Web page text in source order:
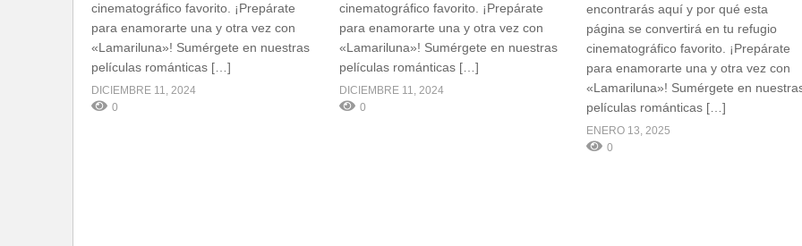
cinematográfico favorito. ¡Prepárate
para enamorarte una y otra vez con
«Lamariluna»! Sumérgete en nuestras
películas románticas […]
DICIEMBRE 11, 2024
0
cinematográfico favorito. ¡Prepárate
para enamorarte una y otra vez con
«Lamariluna»! Sumérgete en nuestras
películas románticas […]
DICIEMBRE 11, 2024
0
encontrarás aquí y por qué esta
página se convertirá en tu refugio
cinematográfico favorito. ¡Prepárate
para enamorarte una y otra vez con
«Lamariluna»! Sumérgete en
películas románticas […]
ENERO 13, 2025
0